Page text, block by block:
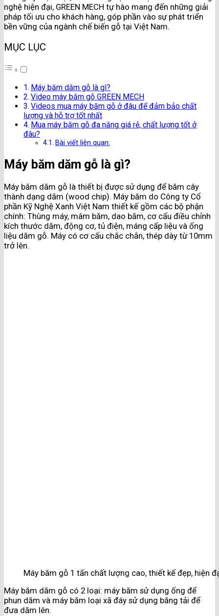
nghệ hiện đại, GREEN MECH tự hào mang đến những giải
pháp tối ưu cho khách hàng, góp phần vào sự phát triển
bền vững của ngành chế biến gỗ tại Việt Nam.
MỤC LỤC
Máy băm dăm gỗ là gì?
Video máy băm gỗ GREEN MECH
Videos mua máy băm gỗ ở đâu để đảm bảo chất
lượng và hỗ trợ tốt nhất
Mua máy băm gỗ đa năng giá rẻ, chất lượng tốt ở
đâu?
Bài viết liên quan:
Máy băm dăm gỗ là gì?
Máy băm dăm gỗ là thiết bị được sử dụng để băm cây
thành dạng dăm (wood chip). Máy băm do Công ty Cổ
phần Kỹ Nghệ Xanh Việt Nam thiết kế gồm các bộ phận
chính: Thùng máy, mâm băm, dao băm, cơ cấu điều chỉnh
kích thước dăm, động cơ, tủ điện, máng cấp liệu và ống
liệu dăm gỗ. Máy có cơ cấu chắc chắn, thép dày từ 10mm
trở lên.
Máy băm gỗ 1 tấn chất lượng cao, thiết kế đẹp, hiện
Máy băm dăm gỗ có 2 loại: máy băm sử dụng ống để
phun dăm và máy băm loại xã đáy sử dụng băng tải để
đưa dăm lên.